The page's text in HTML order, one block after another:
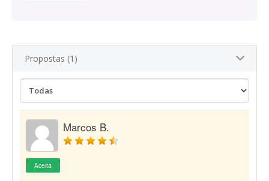
Propostas (1)
Marcos B.
Aceita